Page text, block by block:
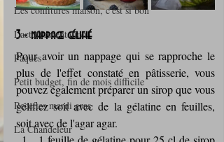
Les confitures maison, c'est si bon
Lactofermentation
Pâques
Petit budget, fin de mois difficile
Recettes mardi gras
La Chandeleur
3 - nappage gélifié
Pour avoir un nappage qui se rapproche le
plus de l'effet constaté en pâtisserie, vous
pouvez également préparer un sirop que vous
gélifiez soit avec de la gélatine en feuilles,
soit avec de l'agar agar.